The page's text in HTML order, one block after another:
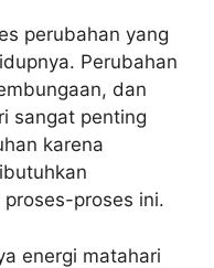
perubahan yang
Perubahan
dan
sangat penting
karena
proses ini.
energi matahari